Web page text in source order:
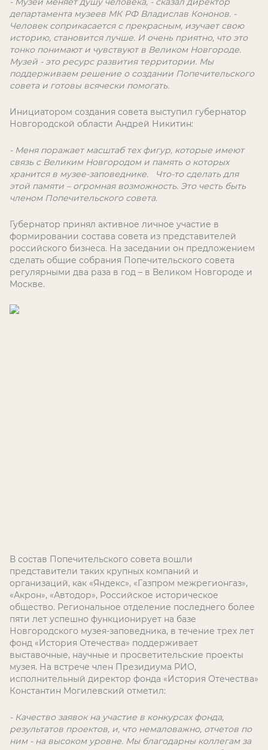
департамента музеев МК РФ Владислав Кононов. -
Человек соприкасается с прекрасным, изучает свою
историю, становится лучше. И очень приятно, что это
тонко понимают и чувствуют в Великом Новгороде.
Музей - это ресурс развития территории. Мы
поддерживаем решение о создании Попечительского
совета и готовы всячески помогать.
Инициатором создания совета выступил губернатор
Новгородской области Андрей Никитин:
- Меня поражает масштаб тех фигур, которые имеют
связь с Великим Новгородом и память о которых
хранится в музее-заповеднике. Что-то сделать для
этой памяти – огромная возможность. Это честь быть
членом Попечительского совета.
Губернатор принял активное личное участие в
формировании состава совета из представителей
российского бизнеса. На заседании он предложением
сделать общие собрания Попечительского совета
регулярными два раза в год – в Великом Новгороде и
Москве.
В состав Попечительского совета вошли
представители таких крупных компаний и
организаций, как «Яндекс», «Газпром межрегионгаз»,
«Акрон», «Автодор», Российское историческое
общество. Региональное отделение последнего более
пяти лет успешно функционирует на базе
Новгородского музея-заповедника, в течение трех лет
фонд «История Отечества» поддерживает
выставочные, научные и просветительские проекты
музея. На встрече член Президиума РИО,
исполнительный директор фонда «История Отечества»
Константин Могилевский отметил:
- Качество заявок на участие в конкурсах фонда,
результатов проектов, и, что немаловажно, отчетов по
ним - на высоком уровне. Мы благодарны коллегам за